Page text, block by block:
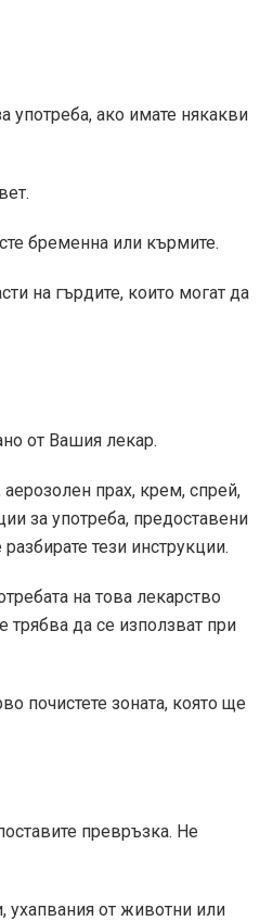
употреба, ако имате някакви
бременна или кърмите.
на гърдите, които могат да
от Вашия лекар.
прах, крем, спрей,
за употреба, предоставени
тези инструкции.
на това лекарство
да се използват при
почистете зоната, която ще
превръзка. Не
ухапвания от животни или